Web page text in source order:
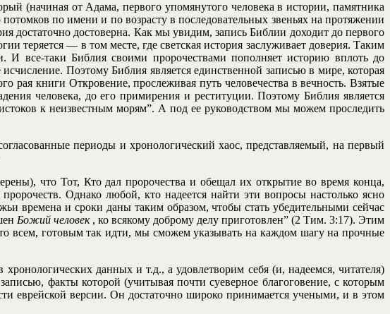
(начиная от Адама, первого упомянутого человека в истории, памятника
по имени и по возрасту в последовательных звеньях на протяжении
достаточно достоверна. Как мы увидим, запись Библии доходит до первого
теряется — в том месте, где светская история заслуживает доверия. Таким
И все-таки Библия своими пророчествами пополняет историю вплоть до
Поэтому Библия является единственной записью в мире, которая
рая книги Откровение, прослеживая путь человечества в вечность. Взятые
человека, до его примирения и реституции. Поэтому Библия является
к неизвестным морям”. А под ее руководством мы можем проследить
периоды и хронологический хаос, представляемый, на первый
что Тот, Кто дал пророчества и обещал их открытие во время конца,
Однако любой, кто надеется найти эти вопросы настолько ясно
времена и сроки даны таким образом, чтобы стать убедительными сейчас
Божий человек , ко всякому доброму делу приготовлен” (2 Тим. 3:17). Этим
всем, готовым так идти, мы сможем указывать на каждом шагу на прочные
данных и т.д., а удовлетворим себя (и, надеемся, читателя)
факты которой (учитывая почти суеверное благоговение, с которым
еврейской версии. Он достаточно широко принимается учеными, и в этом